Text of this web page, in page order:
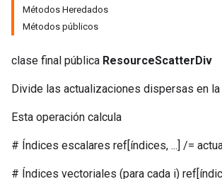
Métodos Heredados
Métodos públicos
clase final pública ResourceScatterDiv
Divide las actualizaciones dispersas en
Esta operación calcula
# Índices escalares ref[índices, ...] /=
# Índices vectoriales (para cada i)